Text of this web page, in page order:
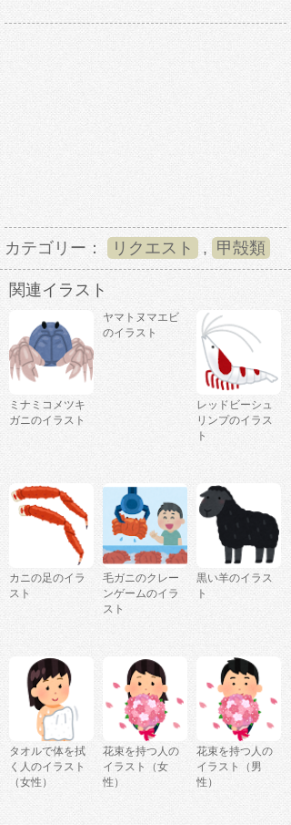
カテゴリー： リクエスト , 甲殻類
関連イラスト
ミナミコメツキ
ガニのイラスト
ヤマトヌマエビ
のイラスト
レッドビーシュ
リンプのイラス
ト
カニの足のイラ
スト
毛ガニのクレー
ンゲームのイラ
スト
黒い羊のイラス
ト
タオルで体を拭
く人のイラスト
（女性）
花束を持つ人の
イラスト（女
性）
花束を持つ人の
イラスト（男
性）